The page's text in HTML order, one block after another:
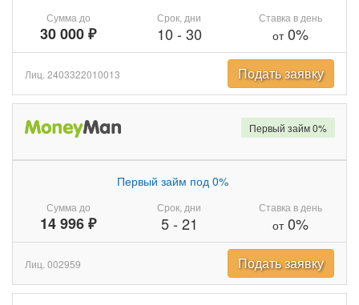
Сумма до
30 000 ₽
Срок, дни
10 - 30
Ставка в день
от0%
Лиц. 2403322010013 Подать заявку
Сумма до
14 996 ₽
Первый займ под 0%
Срок, дни
5- 21
Ставка в день
от0%
Первый займ 0%
Лиц. 002959 Подать заявку